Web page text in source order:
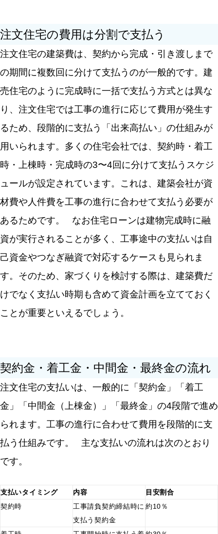
注文住宅の費用は分割で支払う
注文住宅の建築費は、契約から完成・引き渡しまで
の期間に複数回に分けて支払うのが一般的です。建
売住宅のように完成時に一括で支払う方式とは異な
り、注文住宅では工事の進行に応じて費用が発生す
るため、段階的に支払う「出来高払い」の仕組みが
用いられます。多くの住宅会社では、契約時・着工
時・上棟時・完成時の3〜4回に分けて支払うスケジ
ュールが設定されています。これは、建築会社が資
材費や人件費を工事の進行に合わせて支払う必要が
あるためです。
なお住宅ローンは建物完成時に融
資が実行されることが多く、工事途中の支払いは自
己資金やつなぎ融資で対応するケースも見られま
す。そのため、家づくりを検討する際は、建築費だ
けでなく支払い時期も含めて資金計画を立てておく
ことが重要といえるでしょう。
契約金・着工金・中間金・最終金の流れ
注文住宅の支払いは、一般的に「契約金」「着工
金」「中間金（上棟金）」「最終金」の4段階で進め
られます。工事の進行に合わせて費用を段階的に支
払う仕組みです。
主な支払いの流れは次のとおり
です。
支払いタイミング 内容
目安割合
契約時
工事請負契約締結時に
支払う契約金
約10％